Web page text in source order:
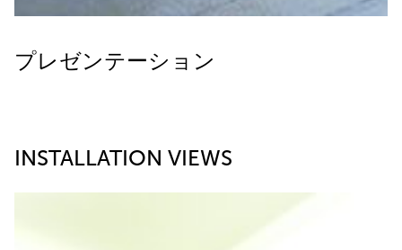
プレゼンテーション
INSTALLATION VIEWS